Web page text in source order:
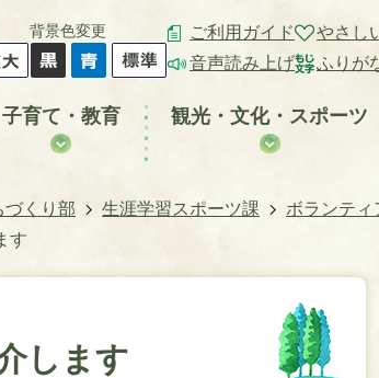
背景色変更
ご利用ガイド
音声読み上げ
やさし
ふりが
子育て・教育 観光・文化・スポーツ
づくり部 生涯学習スポーツ課
ボランティ
す
します